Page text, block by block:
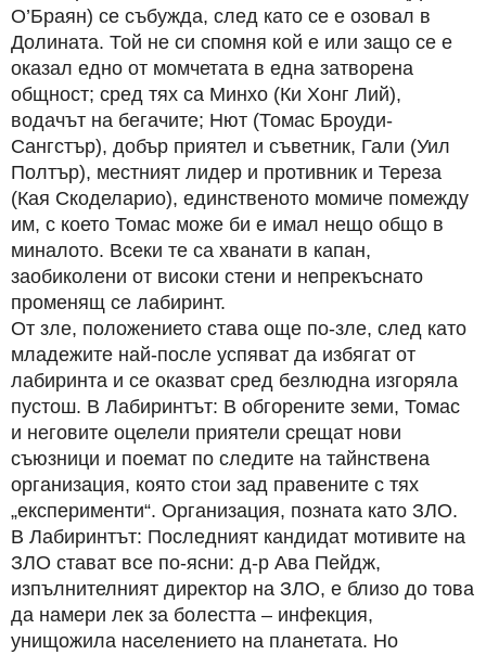
О’Браян) се събужда, след като се е озовал в
Долината. Той не си спомня кой е или защо се е
оказал едно от момчетата в една затворена
общност; сред тях са Минхо (Ки Хонг Лий),
водачът на бегачите; Нют (Томас Броуди-
Сангстър), добър приятел и съветник, Гали (Уил
Полтър), местният лидер и противник и Тереза
(Кая Скоделарио), единственото момиче помежду
им, с което Томас може би е имал нещо общо в
миналото. Всеки те са хванати в капан,
заобиколени от високи стени и непрекъснато
променящ се лабиринт.
От зле, положението става още по-зле, след като
младежите най-после успяват да избягат от
лабиринта и се оказват сред безлюдна изгоряла
пустош. В Лабиринтът: В обгорените земи, Томас
и неговите оцелели приятели срещат нови
съюзници и поемат по следите на тайнствена
организация, която стои зад правените с тях
„експерименти“. Организация, позната като ЗЛО.
В Лабиринтът: Последният кандидат мотивите на
ЗЛО стават все по-ясни: д-р Ава Пейдж,
изпълнителният директор на ЗЛО, е близо до това
да намери лек за болестта – инфекция,
унищожила населението на планетата. Но